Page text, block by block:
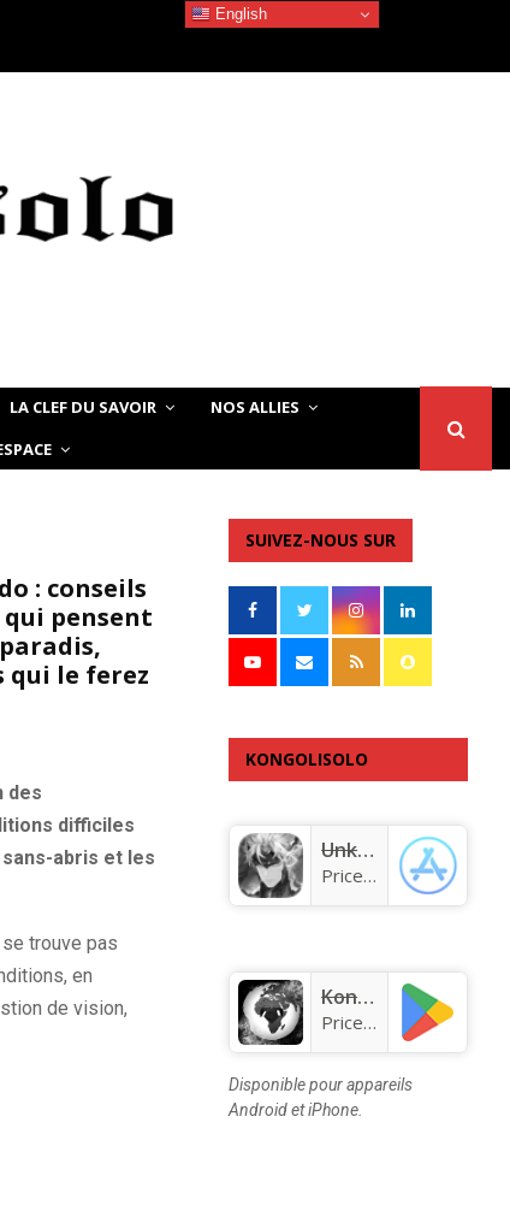
LA CLEF DU SAVOIR
NOS ALLIES
: conseils
pensent
qui le ferez
des
difficiles
abris et les
trouve pas
en
de vision,
SUIVEZ-NOUS SUR
KONGOLISOLO
Unknown app
Price:Free
KongoLisolo
Price:Free
Disponible pour appareils
Android et iPhone.
English